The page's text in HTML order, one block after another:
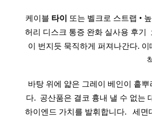
케이블 타이 또는 벨크로 스트랩 •
허리 디스크 통증 완화 실사용 후기​
이 번지듯 묵직하게 퍼져나간다.
바탕 위에 얇은 그레이 베인이 흩
다. ​ 공산품은 결코 흉내 낼 수 없는
하이엔드 가치를 발휘합니다. ​ ​ 세